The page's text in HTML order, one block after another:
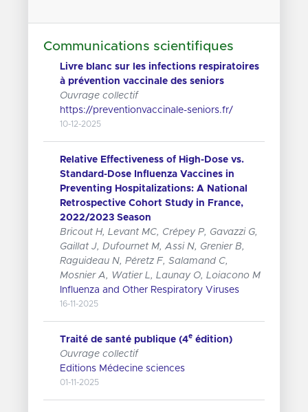
Communications scientifiques
Livre blanc sur les infections respiratoires
à prévention vaccinale des seniors
Ouvrage collectif
https://preventionvaccinale-seniors.fr/
10-12-2025
Relative Effectiveness of High-Dose vs.
Standard-Dose Influenza Vaccines in
Preventing Hospitalizations: A National
Retrospective Cohort Study in France,
2022/2023 Season
Bricout H, Levant MC, Crépey P, Gavazzi G,
Gaillat J, Dufournet M, Assi N, Grenier B,
Raguideau N, Péretz F, Salamand C,
Mosnier A, Watier L, Launay O, Loiacono M
Influenza and Other Respiratory Viruses
16-11-2025
Traité de santé publique (4eédition)
Ouvrage collectif
Editions Médecine sciences
01-11-2025